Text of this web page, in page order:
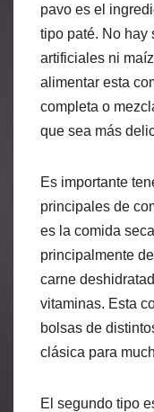
pavo es el
tipo paté. No hay
artificiales ni
alimentar esta
completa o
que sea más
Es importante
principales de
es la comida
principalmente
carne
vitaminas. Esta
bolsas de
clásica para
El segundo tipo